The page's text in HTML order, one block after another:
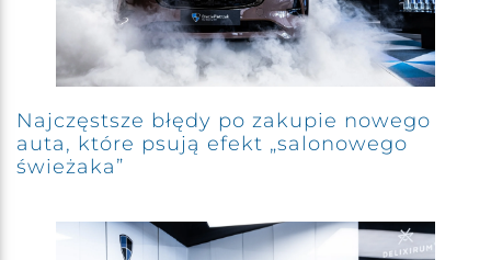
Najczęstsze błędy po zakupie nowego
auta, które psują efekt „salonowego
świeżaka”